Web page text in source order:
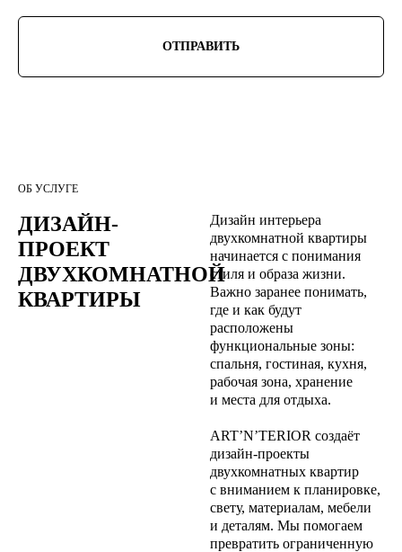
ОТПРАВИТЬ
ОБ УСЛУГЕ
ДИЗАЙН-
ПРОЕКТ
ДВУХКОМНАТНОЙ
КВАРТИРЫ
Дизайн интерьера
двухкомнатной квартиры
начинается с понимания
стиля и образа жизни.
Важно заранее понимать,
где и как будут
расположены
функциональные зоны:
спальня, гостиная, кухня,
рабочая зона, хранение
и места для отдыха.
ART’N’TERIOR создаёт
дизайн-проекты
двухкомнатных квартир
с вниманием к планировке,
свету, материалам, мебели
и деталям. Мы помогаем
превратить ограниченную